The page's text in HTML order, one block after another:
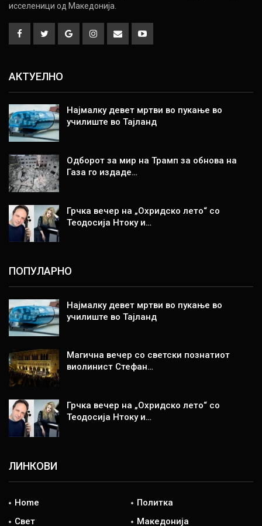
исселеници од Македонија.
АКТУЕЛНО
Најмалку девет мртви во пукање во
училиште во Тајланд
Одборот за мир на Трамп за обнова на
Газа го издаде…
Грчка вечер на „Охридско лето“ со
Теодосија Нтоку и…
ПОПУЛАРНО
Најмалку девет мртви во пукање во
училиште во Тајланд
Магична вечер со светски познатиот
виолинист Стефан…
Грчка вечер на „Охридско лето“ со
Теодосија Нтоку и…
ЛИНКОВИ
Home
Политка
Свет
Македонија